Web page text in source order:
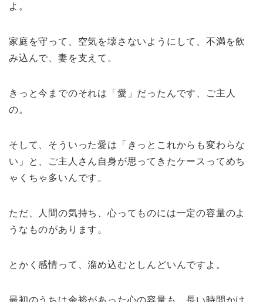
よ。
家庭を守って、空気を壊さないようにして、不満を飲
み込んで、妻を支えて。
きっと今までのそれは「愛」だったんです、ご主人
の。
そして、そういった愛は「きっとこれからも変わらな
い」と、ご主人さん自身が思ってきたケースってめち
ゃくちゃ多いんです。
ただ、人間の気持ち、心ってものには一定の容量のよ
うなものがあります。
とかく感情って、溜め込むとしんどいんですよ。
最初のうちは余裕があった心の容量も、長い時間かけ